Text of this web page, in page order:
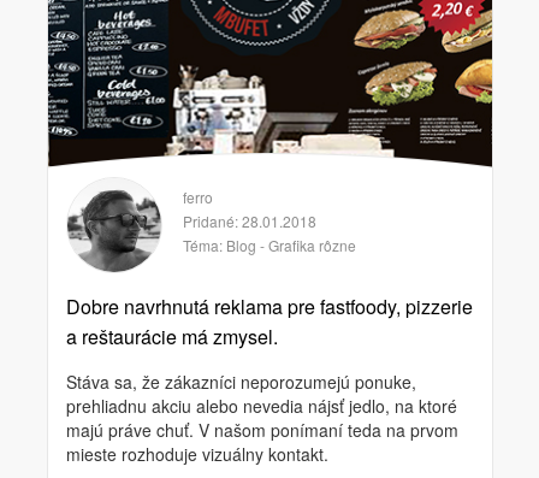
ferro
Téma: Blog - Grafika rôzne
Pridané: 28.01.2018
Dobre navrhnutá reklama pre fastfoody, pizzerie
a reštaurácie má zmysel.
Stáva sa, že zákazníci neporozumejú ponuke,
prehliadnu akciu alebo nevedia nájsť jedlo, na ktoré
majú práve chuť. V našom ponímaní teda na prvom
mieste rozhoduje vizuálny kontakt.